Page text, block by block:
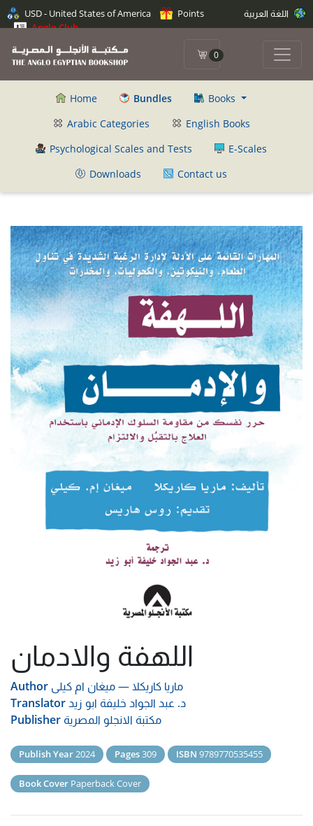
USD - United States of America
Points
Anglo Club
0
Home Bundles
Books
Arabic Categories
English Books
Psychological Scales and Tests
E-Scales
Downloads
Contact us
اللهفة والادمان
Author ماريا كاريكلا—ميغان ام كيلى
Translatorد. عبد الجواد خليفة ابو زيد
Publisher مكتبة الانجلو المصرية
Publish Year2024 Pages309 ISBN 9789770535455
Book Cover Paperback Cover